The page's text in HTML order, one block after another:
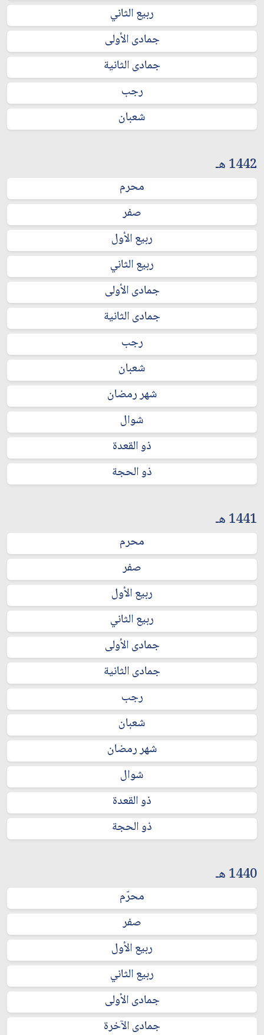
ربيع الثاني
جمادى الأولى
جمادى الثانية
رجب
شعبان
1442 هـ
محرم
صفر
ربيع الأول
ربيع الثاني
جمادى الأولى
جمادى الثانية
رجب
شعبان
شهر رمضان
شوال
ذو القعدة
ذو الحجة
1441 هـ
محرم
صفر
ربيع الأول
ربيع الثاني
جمادى الأولى
جمادى الثانية
رجب
شعبان
شهر رمضان
شوال
ذو القعدة
ذو الحجة
1440 هـ
محرّم
صفر
ربيع الأول
ربيع الثاني
جمادى الأولى
جمادى الآخرة